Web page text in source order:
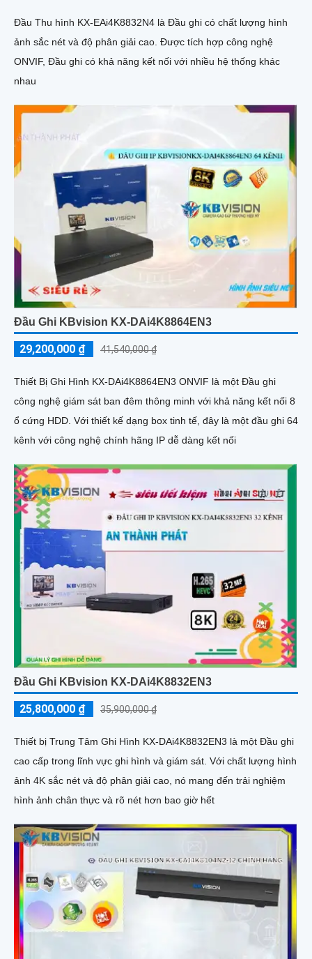
Đầu Thu hình KX-EAi4K8832N4 là Đầu ghi có chất lượng hình
ảnh sắc nét và độ phân giải cao. Được tích hợp công nghệ
ONVIF, Đầu ghi có khả năng kết nối với nhiều hệ thống khác
nhau
Đầu Ghi KBvision KX-DAi4K8864EN3
29,200,000 ₫ 41,540,000 ₫
Thiết Bị Ghi Hình KX-DAi4K8864EN3 ONVIF là một Đầu ghi
công nghệ giám sát ban đêm thông minh với khả năng kết nối 8
ổ cứng HDD. Với thiết kế dạng box tinh tế, đây là một đầu ghi 64
kênh với công nghệ chính hãng IP dễ dàng kết nối
Đầu Ghi KBvision KX-DAi4K8832EN3
25,800,000 ₫ 35,900,000 ₫
Thiết bị Trung Tâm Ghi Hình KX-DAi4K8832EN3 là một Đầu ghi
cao cấp trong lĩnh vực ghi hình và giám sát. Với chất lượng hình
ảnh 4K sắc nét và độ phân giải cao, nó mang đến trải nghiệm
hình ảnh chân thực và rõ nét hơn bao giờ hết